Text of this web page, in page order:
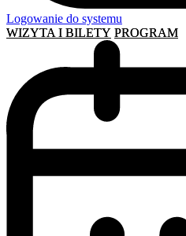
Logowanie do systemu
WIZYTA I BILETY PROGRAM